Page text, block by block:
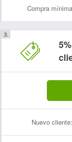
Compra
Nuevo cliente: